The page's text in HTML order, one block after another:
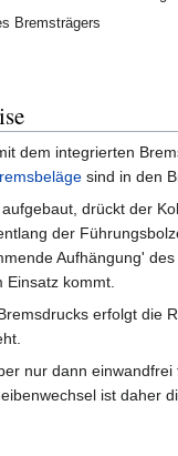
Bremsträgers
dem integrierten
sind in den
drückt der
der
Aufhängung'
Einsatz kommt.
erfolgt die
nur dann
ist daher